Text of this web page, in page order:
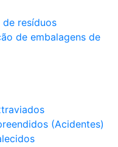
de resíduos
de embalagens de
(Acidentes)